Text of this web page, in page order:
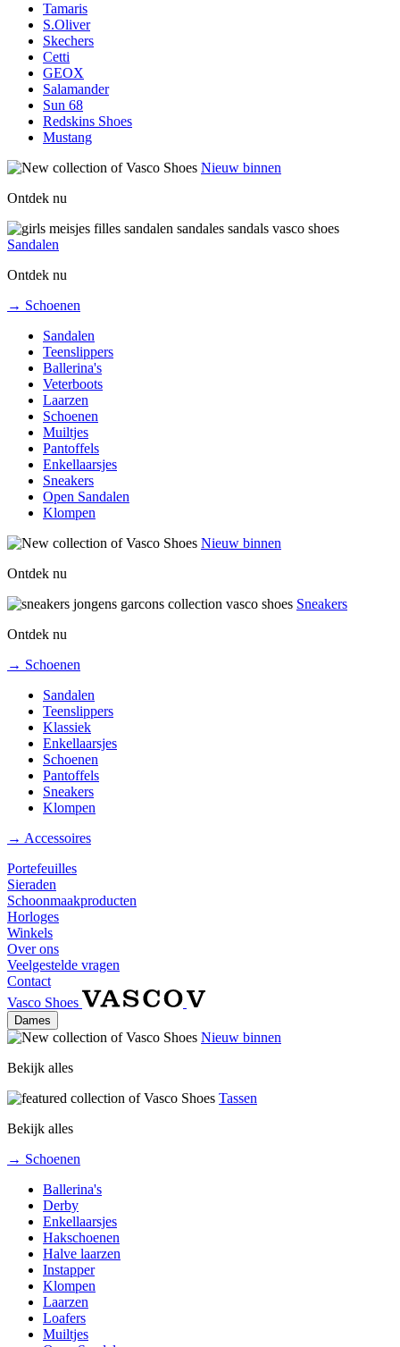
Tamaris
S.Oliver
Skechers
Cetti
GEOX
Salamander
Sun 68
Redskins Shoes
Mustang
Nieuw binnen
Ontdek nu
Sandalen
Ontdek nu
→ Schoenen
Sandalen
Teenslippers
Ballerina's
Veterboots
Laarzen
Schoenen
Muiltjes
Pantoffels
Enkellaarsjes
Sneakers
Open Sandalen
Klompen
Nieuw binnen
Ontdek nu
Sneakers
Ontdek nu
→ Schoenen
Sandalen
Teenslippers
Klassiek
Enkellaarsjes
Schoenen
Pantoffels
Sneakers
Klompen
→ Accessoires
Portefeuilles
Sieraden
Schoonmaakproducten
Horloges
Winkels
Over ons
Veelgestelde vragen
Contact
Vasco Shoes
Dames
Nieuw binnen
Bekijk alles
Tassen
Bekijk alles
→ Schoenen
Ballerina's
Derby
Enkellaarsjes
Hakschoenen
Halve laarzen
Instapper
Klompen
Laarzen
Loafers
Muiltjes